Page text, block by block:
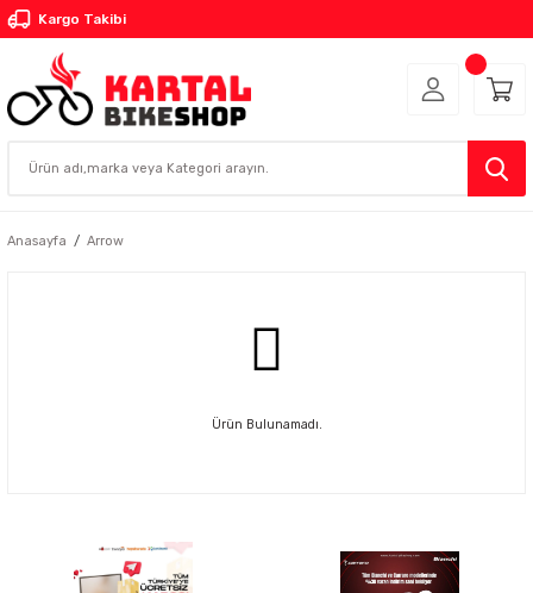
Kargo Takibi
Anasayfa Arrow
Ürün Bulunamadı.